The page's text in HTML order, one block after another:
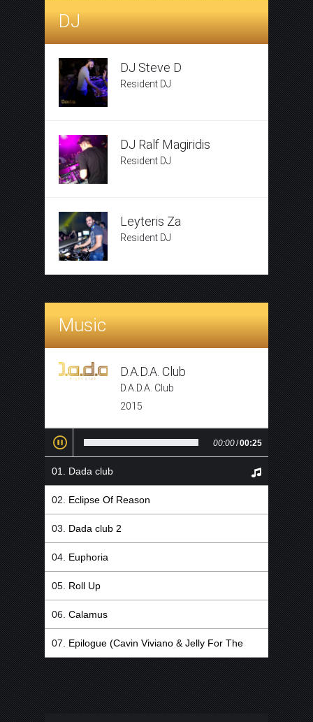
DJ
DJ Steve D
Resident DJ
DJ Ralf Magiridis
Resident DJ
Leyteris Za
Resident DJ
Music
D.A.D.A. Club
D.A.D.A. Club
2015
00:00/00:25
Dada club
Eclipse Of Reason
Dada club 2
Euphoria
Roll Up
Calamus
Epilogue (Cavin Viviano & Jelly For The